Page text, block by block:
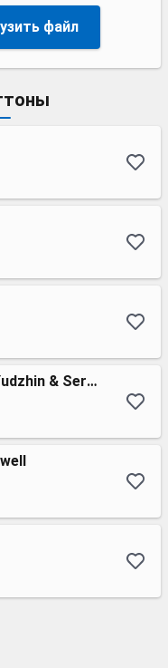
файл
Ананасовый сироп (Yudzhin & Serg Shenon radio remix)